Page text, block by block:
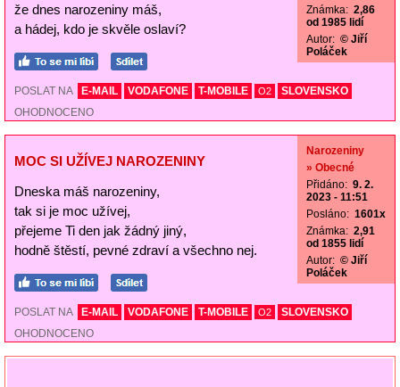
že dnes narozeniny máš,
a hádej, kdo je skvěle oslaví?
Známka: 2,86
od 1985 lidí
Autor: © Jiří
Poláček
POSLAT NA E-MAIL VODAFONE T-MOBILE O2
SLOVENSKO
OHODNOCENO
MOC SI UŽÍVEJ NAROZENINY
Dneska máš narozeniny,
tak si je moc užívej,
přejeme Ti den jak žádný jiný,
hodně štěstí, pevné zdraví a všechno nej.
Narozeniny
» Obecné
Přidáno: 9. 2.
2023 - 11:51
Posláno: 1601x
Známka: 2,91
od 1855 lidí
Autor: © Jiří
Poláček
POSLAT NA E-MAIL VODAFONE T-MOBILE O2
SLOVENSKO
OHODNOCENO